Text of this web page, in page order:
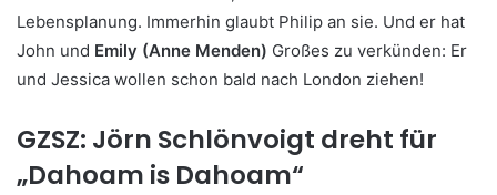
Lebensplanung. Immerhin glaubt Philip an sie. Und er hat
John und Emily (Anne Menden) Großes zu verkünden: Er
und Jessica wollen schon bald nach London ziehen!
GZSZ: Jörn Schlönvoigt dreht für
„Dahoam is Dahoam“